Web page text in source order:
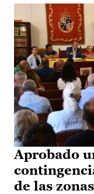
Aprobado
de las